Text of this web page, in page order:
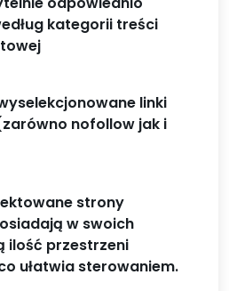
kategorii treści
linki
nofollow jak i
strony
w swoich
ilość przestrzeni
ułatwia sterowaniem.